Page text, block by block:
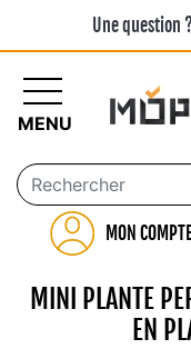
Une question
MON COMPTE
MENU
MINI PLANTE
EN